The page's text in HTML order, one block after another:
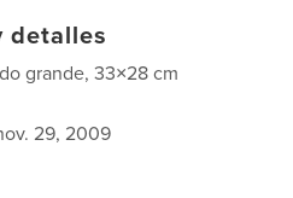
detalles
grande, 33×28 cm
29, 2009